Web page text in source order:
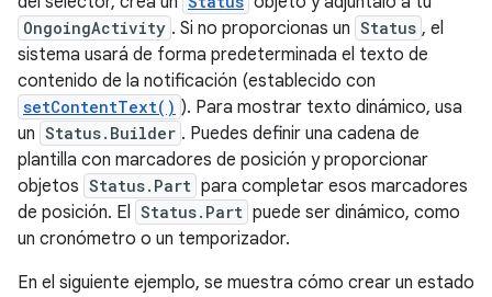
OngoingActivity . Si no proporcionas un Status , el
sistema usará de forma predeterminada el texto de
contenido de la notificación (establecido con
setContentText() ). Para mostrar texto dinámico, usa
un Status.Builder . Puedes definir una cadena de
plantilla con marcadores de posición y proporcionar
objetos Status.Part para completar esos marcadores
de posición. El Status.Part puede ser dinámico, como
un cronómetro o un temporizador.
En el siguiente ejemplo, se muestra cómo crear un estado